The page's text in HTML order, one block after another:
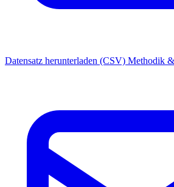
Datensatz herunterladen (CSV) Methodik